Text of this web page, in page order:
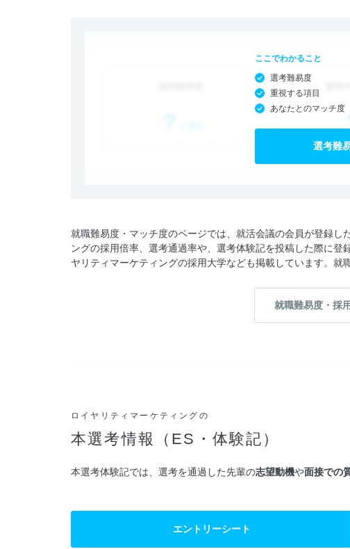
ここでわかること
選考難易度
重視する項目
あなたとのマッチ度
選考難
就職難易度・マッチ度のページでは、就活会議の会員が登録
ングの採用倍率、選考通過率や、選考体験記を投稿した際に
ヤリティマーケティングの採用大学なども掲載しています。就
就職難易度・採
ロイヤリティマーケティングの
本選考情報（ES・体験記）
本選考体験記では、選考を通過した先輩の志望動機や面接での
エントリーシート